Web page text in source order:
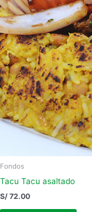
Fondos
Tacu Tacu asaltado
S/ 72.00